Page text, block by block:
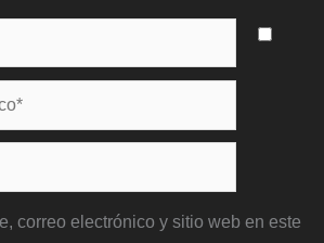
correo electrónico y sitio web en este